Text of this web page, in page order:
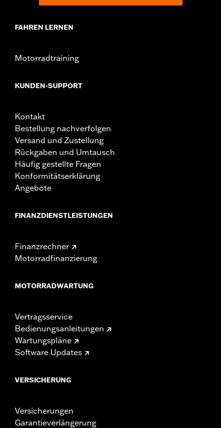
FAHREN LERNEN
Motorradtraining
KUNDEN-SUPPORT
Kontakt
Bestellung nachverfolgen
Versand und Zustellung
Rückgaben und Umtausch
Häufig gestellte Fragen
Konformitätserklärung
Angebote
FINANZDIENSTLEISTUNGEN
Finanzrechner
Motorradfinanzierung
MOTORRADWARTUNG
Vertragsservice
Bedienungsanleitungen
Wartungspläne
Software Updates
VERSICHERUNG
Versicherungen
Garantieverlängerung